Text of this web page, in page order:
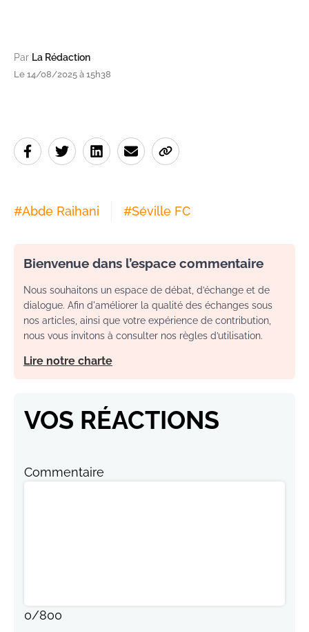
Par La Rédaction
Le 14/08/2025 à 15h38
#Abde Raihani #Séville FC
Bienvenue dans l’espace commentaire
Nous souhaitons un espace de débat, d’échange et de
dialogue. Afin d'améliorer la qualité des échanges sous
nos articles, ainsi que votre expérience de contribution,
nous vous invitons à consulter nos règles d’utilisation.
Lire notre charte
VOS RÉACTIONS
Commentaire
0/800